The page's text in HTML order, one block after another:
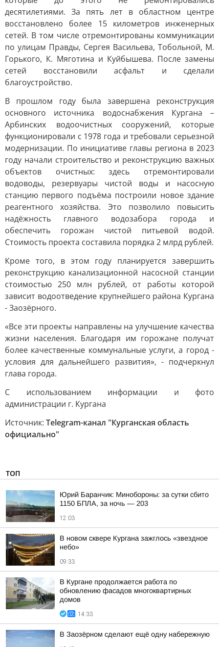
десятилетиями. За пять лет в областном центре
восстановлено более 15 километров инженерных
сетей. В том числе отремонтированы коммуникации
по улицам Правды, Сергея Васильева, Тобольной, М.
Горького, К. Мяготина и Куйбышева. После замены
сетей восстановили асфальт и сделали
благоустройство.
В прошлом году была завершена реконструкция
основного источника водоснабжения Кургана –
Арбинских водоочистных сооружений, которые
функционировали с 1978 года и требовали серьезной
модернизации. По инициативе главы региона в 2023
году начали строительство и реконструкцию важных
объектов очистных: здесь отремонтировали
водоводы, резервуары чистой воды и насосную
станцию первого подъёма построили новое здание
реагентного хозяйства. Это позволило повысить
надёжность главного водозабора города и
обеспечить горожан чистой питьевой водой.
Стоимость проекта составила порядка 2 млрд рублей.
Кроме того, в этом году планируется завершить
реконструкцию канализационной насосной станции
стоимостью 250 млн рублей, от работы которой
зависит водоотведение крупнейшего района Кургана
- Заозёрного.
«Все эти проекты направлены на улучшение качества
жизни населения. Благодаря им горожане получат
более качественные коммунальные услуги, а город -
условия для дальнейшего развития», - подчеркнул
глава города.
С использованием информации и фото
администрации г. Кургана
Источник: Telegram-канал "Курганская область
официально"
ТОП
Юрий Баранчик: Минобороны: за сутки сбито
1150 БПЛА, за ночь — 203
12:03
В новом сквере Кургана зажглось «звездное
небо»
09:33
В Кургане продолжается работа по
обновлению фасадов многоквартирных
домов
14:33
В Заозёрном сделают ещё одну набережную